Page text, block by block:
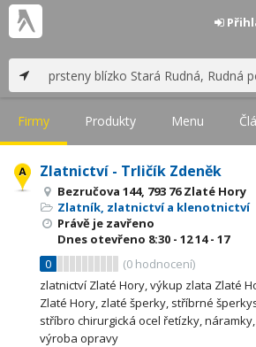
Firmy Produkty Menu
Zlatnictví - Trličík Zdeněk
Bezručova 144, 793 76 Zlaté Hory
Zlatník, zlatnictví a klenotnictví
Právě je zavřeno
Dnes otevřeno 8:30 - 1214 - 17
0
(0 hodnocení)
zlatnictví Zlaté Hory, výkup zlata Zlaté
Zlaté Hory, zlaté šperky, stříbrné
stříbro chirurgická ocel řetízky,
výroba opravy